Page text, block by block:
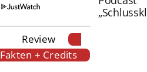
Review
Fakten + Credits